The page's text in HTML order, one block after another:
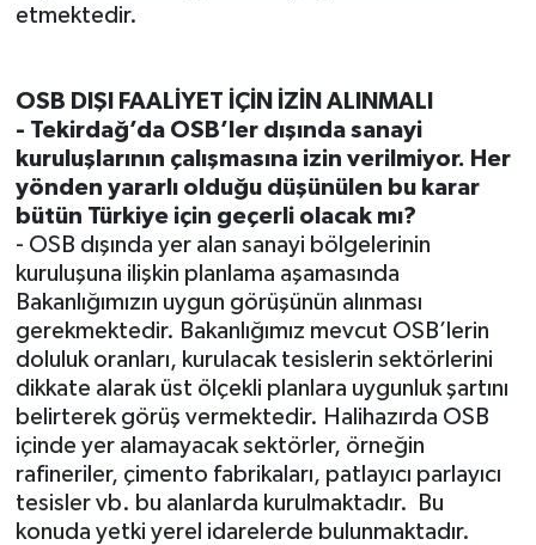
etmektedir.
OSB DIŞI FAALİYET İÇİN İZİN ALINMALI
- Tekirdağ’da OSB’ler dışında sanayi
kuruluşlarının çalışmasına izin verilmiyor. Her
yönden yararlı olduğu düşünülen bu karar
bütün Türkiye için geçerli olacak mı?
- OSB dışında yer alan sanayi bölgelerinin
kuruluşuna ilişkin planlama aşamasında
Bakanlığımızın uygun görüşünün alınması
gerekmektedir. Bakanlığımız mevcut OSB’lerin
doluluk oranları, kurulacak tesislerin sektörlerini
dikkate alarak üst ölçekli planlara uygunluk şartını
belirterek görüş vermektedir. Halihazırda OSB
içinde yer alamayacak sektörler, örneğin
rafineriler, çimento fabrikaları, patlayıcı parlayıcı
tesisler vb. bu alanlarda kurulmaktadır. Bu
konuda yetki yerel idarelerde bulunmaktadır.